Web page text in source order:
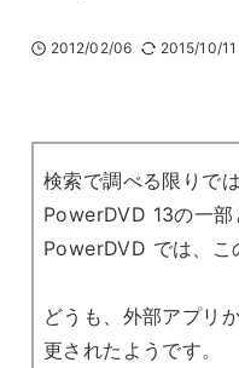
2012/02/06 2015/10/11
検索で調べる限りでは
PowerDVD 13の一
PowerDVD では、こ
どうも、外部アプリ
更されたようです。